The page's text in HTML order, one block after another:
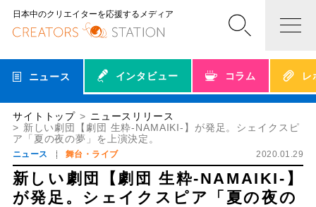
日本中のクリエイターを応援するメディア
ニュース インタビュー コラム レ
サイトトップ
ニュースリリース
新しい劇団【劇団 生粋-NAMAIKI-】が発足。シェイクスピ
ア「夏の夜の夢」を上演決定。
ニュース 舞台・ライブ 2020.01.29
新しい劇団【劇団 生粋-NAMAIKI-】
が発足。シェイクスピア「夏の夜の